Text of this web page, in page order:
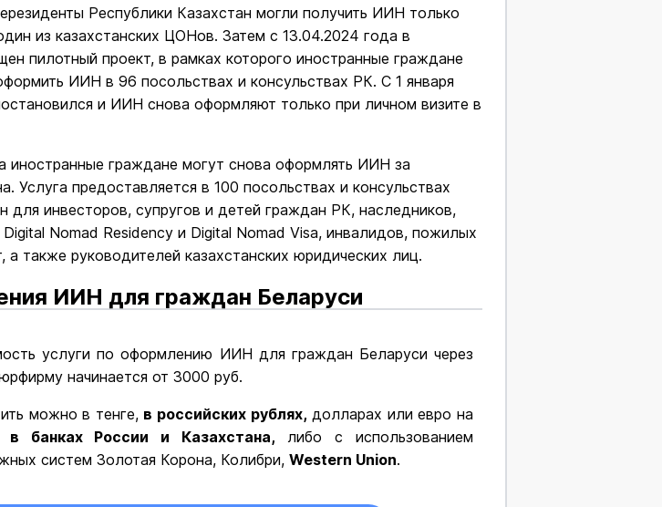
Республики Казахстан могли получить ИИН только
из казахстанских ЦОНов. Затем с 13.04.2024 года в
пилотный проект, в рамках которого иностранные граждане
ИИН в 96 посольствах и консульствах РК. С 1 января
и ИИН снова оформляют только при личном визите в
иностранные граждане могут снова оформлять ИИН за
Услуга предоставляется в 100 посольствах и консульствах
для инвесторов, супругов и детей граждан РК, наследников,
Nomad Residency и Digital Nomad Visa, инвалидов, пожилых
также руководителей казахстанских юридических лиц.
ИИН для граждан Беларуси
услуги по оформлению ИИН для граждан Беларуси через
начинается от 3000 руб.
можно в тенге, в российских рублях, долларах или евро на
в банках России и Казахстана, либо с использованием
систем Золотая Корона, Колибри,Western Union.